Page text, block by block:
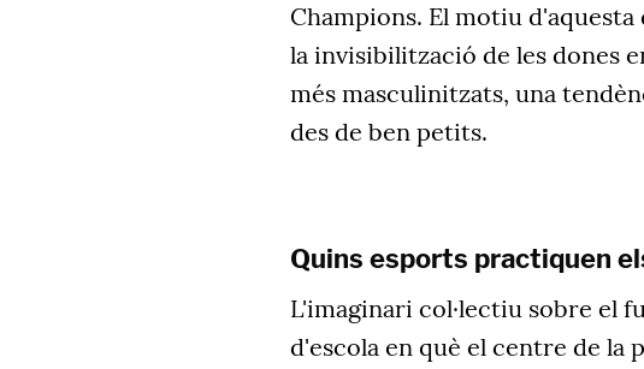
Champions. El motiu
la invisibilització de les dones
més masculinitzats, una
des de ben petits.
Quins esports practiquen
L'imaginari col·lectiu sobre el
d'escola en què el centre de la